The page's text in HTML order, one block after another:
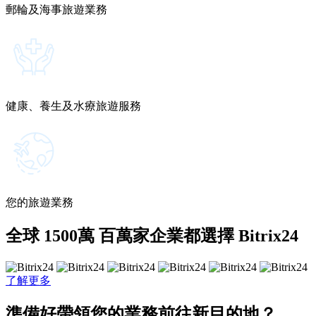
郵輪及海事旅遊業務
健康、養生及水療旅遊服務
您的旅遊業務
全球 1500萬 百萬家企業都選擇 Bitrix24
了解更多